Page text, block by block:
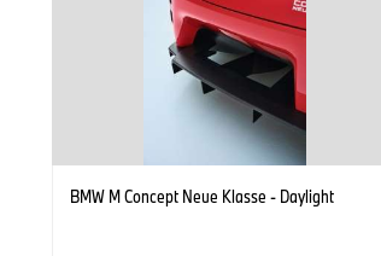
BMW M Concept Neue Klasse - Daylight